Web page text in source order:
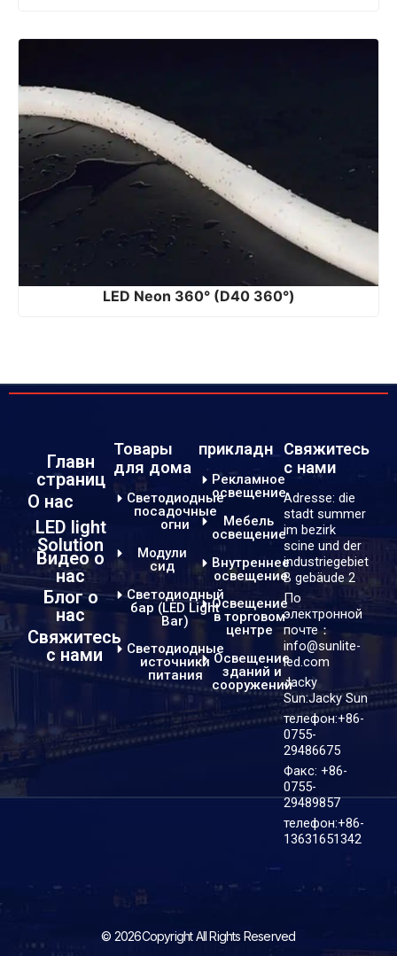
LED Neon 360° (D40 360°)
Главн
страниц
О нас
LED light
Solution
Видео о
нас
Блог о
нас
Свяжитесь
с нами
Товары
для дома
Светодиодные
посадочные
огни
Модули
сид
Светодиодный
бар (LED Light
Bar)
Светодиодные
источники
питания
прикладн
Рекламное
освещение
Мебель
освещение
Внутреннее
освещение
Освещение
в торговом
центре
Освещение
зданий и
сооружений
Свяжитесь
с нами
Adresse: die
stadt summer
im bezirk
scine und der
industriegebiet
B gebäude 2
По
электронной
почте：
info@sunlite-
led.com
Jacky
Sun:Jacky Sun
телефон:+86-
0755-
29486675
Факс: +86-
0755-
29489857
телефон:+86-
13631651342
© 2026Copyright All Rights Reserved